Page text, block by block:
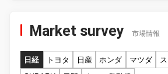
Market survey 市場情報
日経 トヨタ 日産 ホンダ マツダ